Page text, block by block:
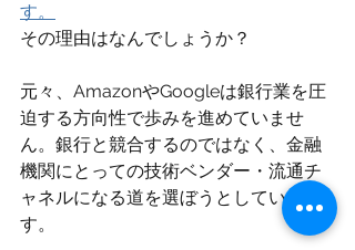
す。
その理由はなんでしょうか？
元々、AmazonやGoogleは銀行業を圧
迫する方向性で歩みを進めていませ
ん。銀行と競合するのではなく、金融
機関にとっての技術ベンダー・流通チ
ャネルになる道を選ぼうとしていま
す。